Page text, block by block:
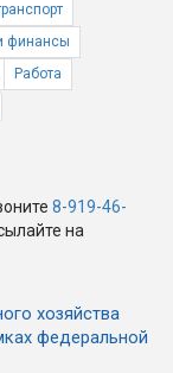
финансы
Работа
8-919-46-
на
хозяйства
федеральной